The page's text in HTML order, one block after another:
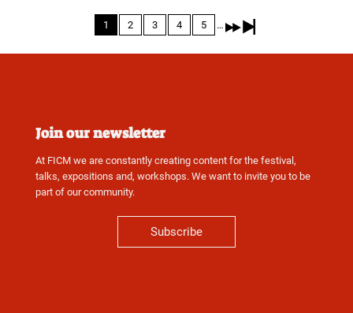
Current
page
1 Page
2 Page
3 Page
4 Page
5 …
Join our newsletter
At FICM we are constantly creating content for the festival,
talks, expositions and, workshops. We want to invite you to be
part of our community.
Subscribe